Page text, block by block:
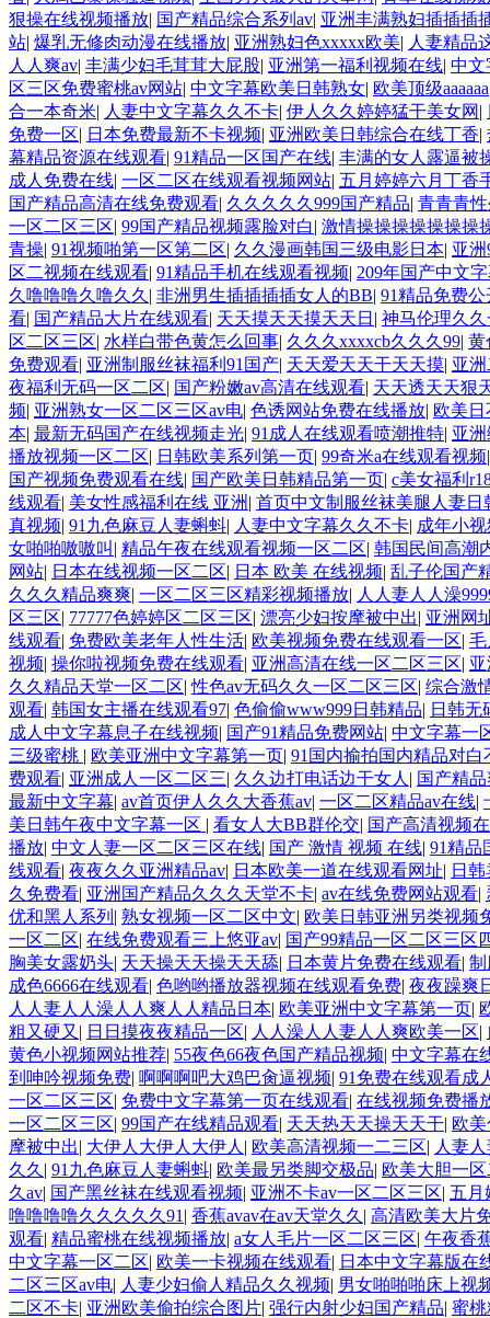
狠操在线视频播放| 国产精品综合系列av| 亚洲丰满熟妇插插插
站| 爆乳无修肉动漫在线播放| 亚洲熟妇色xxxxx欧美| 人妻精品
人人爽av| 丰满少妇毛茸茸大屁股| 亚洲第一福利视频在线| 中文
区三区免费蜜桃av网站| 中文字幕欧美日韩熟女| 欧美顶级aaaaaa
合一本奇米| 人妻中文字幕久久不卡| 伊人久久婷婷猛干美女网 |
免费一区| 日本免费最新不卡视频| 亚洲欧美日韩综合在线丁香|
幕精品资源在线观看| 91精品一区国产在线| 丰满的女人露逼被
成人免费在线| 一区二区在线观看视频网站| 五月婷婷六月丁香
国产精品高清在线免费观看| 久久久久久999国产精品| 青青青
一区二区三区| 99国产精品视频露脸对白| 激情操操操操操操操
青操| 91视频啪第一区第二区| 久久漫画韩国三级电影日本| 亚
区二视频在线观看| 91精品手机在线观看视频| 209年国产中文
久噜噜噜久噜久久 | 非洲男生插插插插女人的BB| 91精品免费
看| 国产精品大片在线观看| 天天摸天天摸天天日 | 神马伦理久
区二区三区| 水样白带色黄怎么回事| 久久久xxxxcb久久久99| 黄
免费观看| 亚洲制服丝袜福利91国产| 天天爱天天干天天摸| 亚
夜福利无码一区二区| 国产粉嫩av高清在线观看| 天天透天天狠
频| 亚洲熟女一区二区三区av电| 色诱网站免费在线播放| 欧美
本| 最新无码国产在线视频走光| 91成人在线观看喷潮推特| 亚
播放视频一区二区| 日韩欧美系列第一页| 99奇米a在线观看视频
国产视频免费观看在线| 国产欧美日韩精品第一页| c美女福利
线观看| 美女性感福利在线 亚洲 | 首页中文制服丝袜美腿人妻日
真视频| 91九色麻豆人妻蝌蚪| 人妻中文字幕久久不卡| 成年小
女啪啪嗷嗷叫 | 精品午夜在线观看视频一区二区| 韩国民间高潮
网站| 日本在线视频一区二区| 日本 欧美 在线视频| 乱子伦国产
久久久精品爽爽| 一区二区三区精彩视频播放| 人人妻人人澡
区三区| 77777色婷婷区二区三区| 漂亮少妇按摩被中出| 亚洲网
线观看| 免费欧美老年人性生活| 欧美视频免费在线观看一区| 毛
视频| 操你啦视频免费在线观看| 亚洲高清在线一区二区三区|
久久精品天堂一区二区|性色av无码久久一区二区三区| 综合激
观看| 韩国女主播在线观看97| 色偷偷www999日韩精品| 日韩无
成人中文字幕息子在线视频| 国产91精品免费网站| 中文字幕一
三级蜜桃 | 欧美亚洲中文字幕第一页| 91国内揄拍国内精品对白
费观看| 亚洲成人一区二区三| 久久边打电话边干女人 | 国产精
最新中文字幕| av首页伊人久久大香蕉av| 一区二区精品av在线|
美日韩午夜中文字幕一区 | 看女人大BB群伦交| 国产高清视频
播放| 中文人妻一区二区三区在线| 国产 激情 视频 在线| 91精品
线观看| 夜夜久久亚洲精品av| 日本欧美一道在线观看网址| 日
久免费看| 亚洲国产精品久久久天堂不卡| av在线免费网站观看|
优和黑人系列 | 熟女视频一区二区中文| 欧美日韩亚洲另类视频
一区二区| 在线免费观看三上悠亚av| 国产99精品一区二区三区
胸美女露奶头| 天天操天天操天天舔| 日本黄片免费在线观看| 制
成色6666在线观看| 色哟哟播放器视频在线观看免费| 夜夜躁爽
人人妻人人澡人人爽人人精品日本| 欧美亚洲中文字幕第一页|
粗又硬又 | 日日摸夜夜精品一区| 人人澡人人妻人人爽欧美一区|
黄色小视频网站推荐| 55夜色66夜色国产精品视频| 中文字幕在
到呻吟视频免费| 啊啊啊吧大鸡巴肏逼视频| 91免费在线观看成
一区二区三区| 免费中文字幕第一页在线观看| 在线视频免费播
一区二区三区| 99国产在线精品观看| 天天热天天操天天干| 欧
摩被中出| 大伊人大伊人大伊人 | 欧美高清视频一二三区| 人妻
久久 | 91九色麻豆人妻蝌蚪| 欧美最另类脚交极品| 欧美大胆一
久av| 国产黑丝袜在线观看视频| 亚洲不卡av一区二区三区| 五月
噜噜噜噜久久久久久91 | 香蕉avav在av天堂久久 | 高清欧美大片
观看| 精品蜜桃在线视频播放| a女人毛片一区二区三区| 午夜香
中文字幕一区二区| 欧美一卡视频在线观看| 日本中文字幕版在
二区三区av电| 人妻少妇偷人精品久久视频| 男女啪啪啪床上视
二区不卡| 亚洲欧美偷拍综合图片| 强行内射少妇国产精品| 蜜